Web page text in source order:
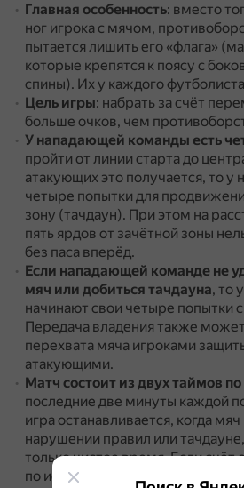
Главная особенность: вместо
ног игрока с мячом,
пытается лишить его «флага»
которые крепятся к поясу с
спины). Их у каждого
Цель игры: набрать за счёт
больше очков, чем
У нападающей команды есть
пройти от линии старта до
атакующих это получается, то у
четыре попытки для
зону (тачдаун). При этом на
пять ярдов от зачётной зоны
без паса вперёд.
Если нападающей команде не
мяч или добиться тачдауна, то
начинают свои четыре попытки
Передача владения также
перехвата мяча игроками
атакующими.
Матч состоит из двух таймов
последние две минуты каждой
игра останавливается, когда
нарушении правил или
только чистое время.Если счёт
по истечении двух таймов, игра